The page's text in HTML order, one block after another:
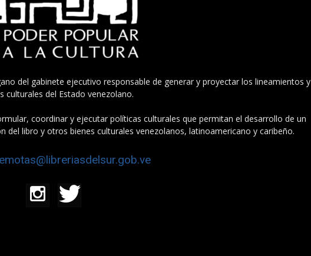
del gabinete ejecutivo responsable de generar y proyectar los lineamientos y
culturales del Estado venezolano.
coordinar y ejecutar políticas culturales que permitan el desarrollo de un
del libro y otros bienes culturales venezolanos, latinoamericano y caribeño.